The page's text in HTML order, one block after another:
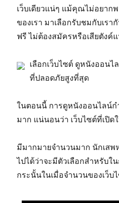
เว็บเดียวแน่ๆ แม้คุณไม่อยาก
ของเรา มาเลือกรับชมกับเรา
ฟรี ไม่ต้องสมัครหรือเสียตังค์
เลือกเว็บไซต์ ดูหนังออนไ
ที่ปลอดภัยสูงที่สุด
ในตอนนี้ การดูหนังออนไลน์ก
มาก แน่นอนว่า เว็บไซต์ที่เปิ
มีมากมายจำนวนมาก นักเสพ
ไปได้ว่าจะมีตัวเลือกสำหรับ
กระนั้นในเมื่อจำนวนของเว็บ